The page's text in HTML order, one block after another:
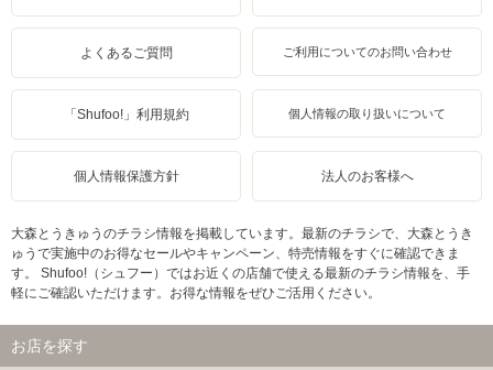
よくあるご質問 ご利用についてのお問い合わせ
「Shufoo!」利用規約 個人情報の取り扱いについて
個人情報保護方針 法人のお客様へ
大森とうきゅうのチラシ情報を掲載しています。最新のチラシで、大森とうき
ゅうで実施中のお得なセールやキャンペーン、特売情報をすぐに確認できま
す。 Shufoo!（シュフー）ではお近くの店舗で使える最新のチラシ情報を、手
軽にご確認いただけます。お得な情報をぜひご活用ください。
お店を探す